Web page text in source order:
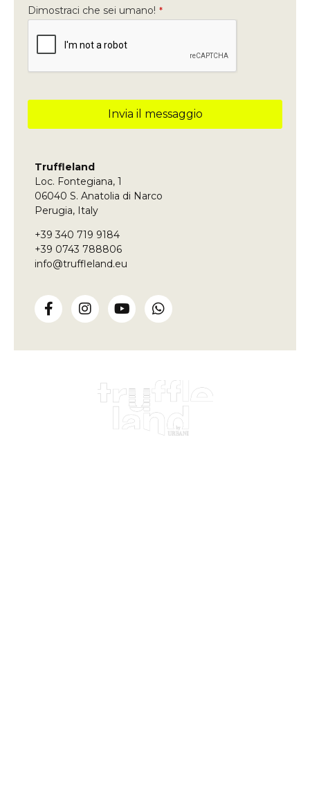
Dimostraci che sei umano! *
Invia il messaggio
deve
essere
lasciato
vuoto
Truffleland
Loc. Fontegiana, 1
06040 S. Anatolia di Narco
Perugia, Italy
+39 340 719 9184
+39 0743 788806
info@truffleland.eu